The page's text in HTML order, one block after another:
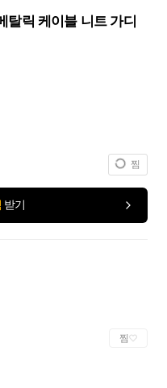
탈릭 케이블 니트 가디
찜
받기
찜